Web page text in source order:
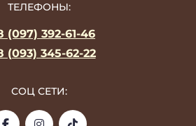
ТЕЛЕФОНЫ:
(097) 392-61-46
(093) 345-62-22
СОЦ СЕТИ: